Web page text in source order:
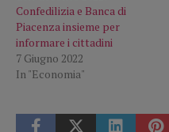
Confedilizia e Banca di
Piacenza insieme per
informare i cittadini
7 Giugno 2022
In "Economia"